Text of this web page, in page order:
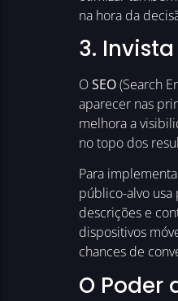
na hora da
3. Invista
OSEO(Search
aparecer nas
melhora a
no topo dos
Para
público-alvo usa
descrições e
dispositivos
chances de
O Poder